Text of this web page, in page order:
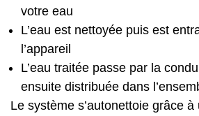
votre eau
L’eau est nettoyée puis est
l’appareil
L’eau traitée passe par la
ensuite distribuée dans
Le système s’autonettoie grâce